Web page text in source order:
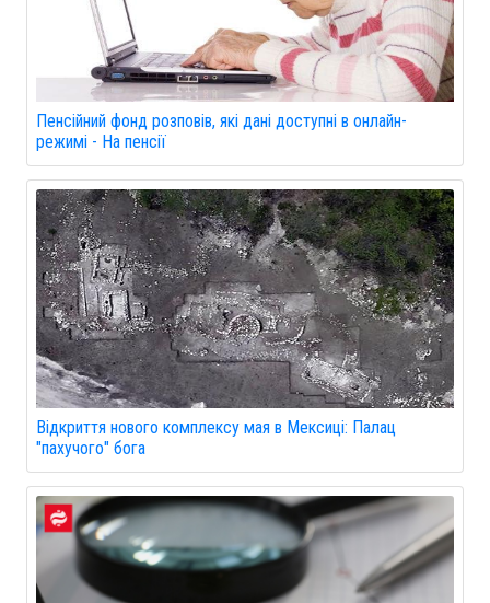
Пенсійний фонд розповів, які дані доступні в онлайн-
режимі - На пенсії
Відкриття нового комплексу мая в Мексиці: Палац
"пахучого" бога